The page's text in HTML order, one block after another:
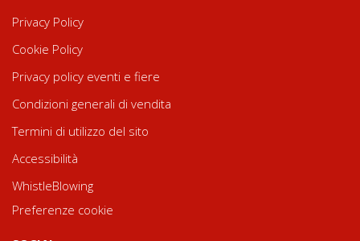
Privacy Policy
Cookie Policy
Privacy policy eventi e fiere
Condizioni generali di vendita
Termini di utilizzo del sito
Accessibilità
WhistleBlowing
Preferenze cookie